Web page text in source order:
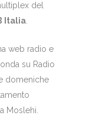
del
Italia
web radio e
su Radio
domeniche
Moslehi.